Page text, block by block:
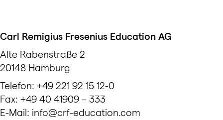
Carl Remigius Fresenius Education AG
Alte Rabenstraße 2
20148 Hamburg
Telefon: +49 221 92 15 12-0
Fax: +49 40 41909 – 333
E-Mail: info@crf-education.com